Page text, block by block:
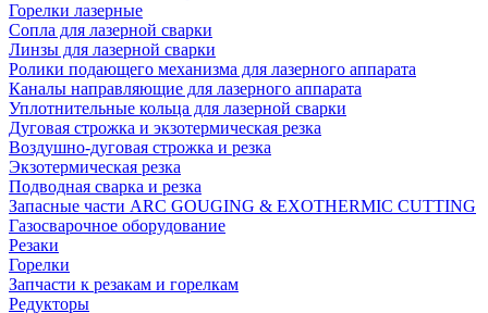
Горелки лазерные
Сопла для лазерной сварки
Линзы для лазерной сварки
Ролики подающего механизма для лазерного аппарата
Каналы направляющие для лазерного аппарата
Уплотнительные кольца для лазерной сварки
Дуговая строжка и экзотермическая резка
Воздушно-дуговая строжка и резка
Экзотермическая резка
Подводная сварка и резка
Запасные части ARC GOUGING & EXOTHERMIC CUTTING
Газосварочное оборудование
Резаки
Горелки
Запчасти к резакам и горелкам
Редукторы